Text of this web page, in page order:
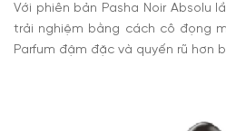
Với phiên bản Pasha Noir Absolu
trải nghiệm bằng cách cô đọng
Parfum đậm đặc và quyến rũ hơn